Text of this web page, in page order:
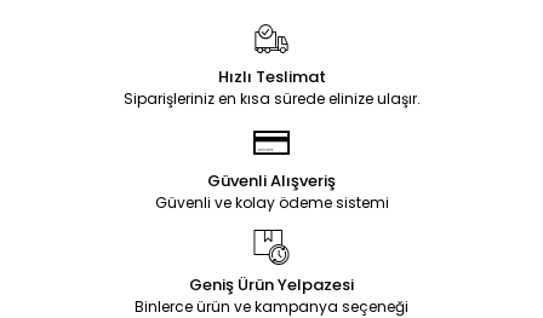
Hızlı Teslimat
Siparişleriniz en kısa sürede elinize ulaşır.
Güvenli Alışveriş
Güvenli ve kolay ödeme sistemi
Geniş Ürün Yelpazesi
Binlerce ürün ve kampanya seçeneği